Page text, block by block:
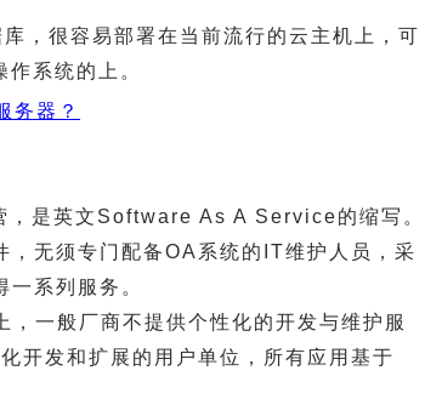
，很容易部署在当前流行的云主机上，可
系统的上。
务器？
，是英文Software As A Service的缩写。
无须专门配备OA系统的IT维护人员，采
系列服务。
一般厂商不提供个性化的开发与维护服
开发和扩展的用户单位，所有应用基于